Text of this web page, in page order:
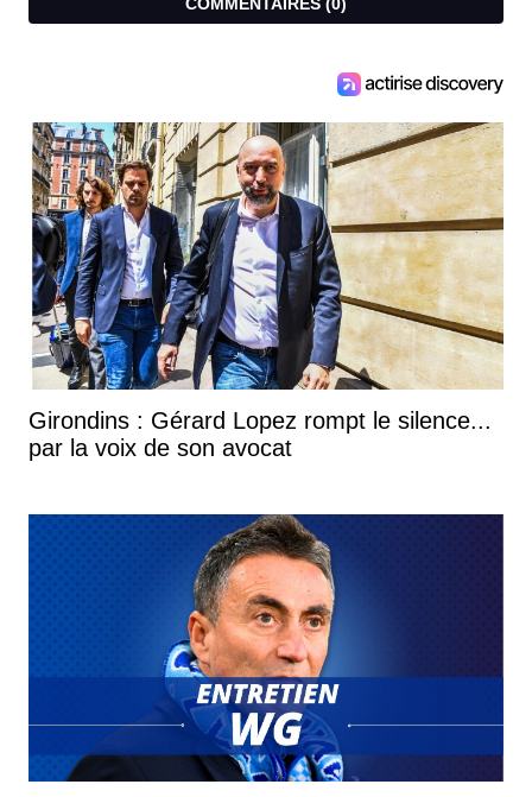
Girondins : Gérard Lopez rompt le silence...
par la voix de son avocat